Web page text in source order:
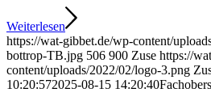
Weiterlesen
https://wat-gibbet.de/wp-content/
bottrop-TB.jpg 506 900 Zuse https://
content/uploads/2022/02/logo-3.png
10:20:572025-08-15 14:20:40